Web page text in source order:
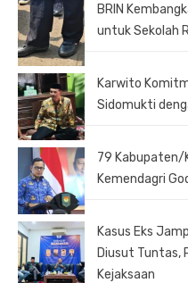
BRIN
untuk Sekolah
Karwito
Sidomukti
79 Kabupaten/
Kemendagri
Kasus Eks
Diusut Tuntas,
Kejaksaan